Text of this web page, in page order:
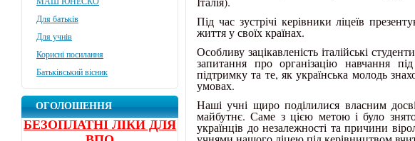
Для батьків
Для учнів
Корисні посилання
Батьківський вісник
ОГОЛОШЕННЯ
БЕЗОПЛАТНІ ЛІКИ ДЛЯ
Під час зустрічі керівники ліцеїв
життя у своїх країнах.
Особливу зацікавленість італійські
запитання про організацію навчання
підтримку та те, як українська молодь
умовах.
Наші учні щиро поділилися власним
майбутнє. Саме з цією метою і було
українців до незалежності та причини